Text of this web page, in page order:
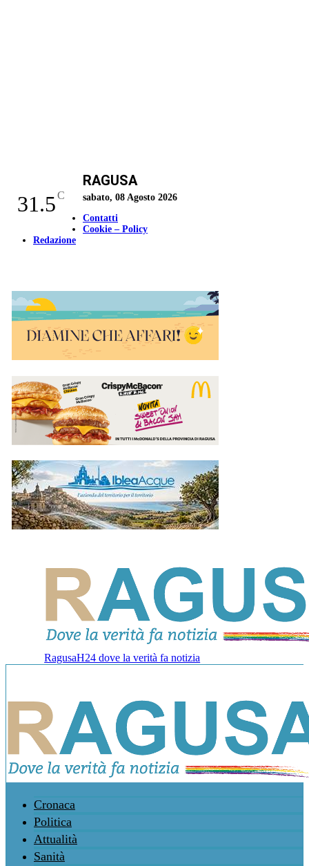
31.5C
RAGUSA
sabato, 08 Agosto 2026
Contatti
Cookie – Policy
Redazione
RagusaH24 dove la verità fa notizia
Cronaca
Politica
Attualità
Sanità